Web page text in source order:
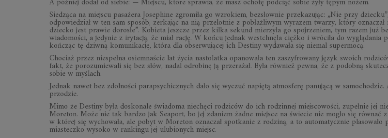
Siedząca na miejscu pasażera Josephine zgromiła go wzrokiem, bezsłownie przekazując: „Nie przy
odpowiedział w ten sam sposób, zerkając na nią przelotnie z pobłażliwym wyrazem twarzy, który oznaczał
dziecko jest prawie dorosłe”. Kobieta jeszcze przez kilka sekund mierzyła go spojrzeniem, tym razem już
wiadomości, a jedynie z irytacją, że miał rację. W końcu jednak westchnęła ciężko i wróciła do wyglądania
kończąc tę dziwną komunikację, która dla obserwującej ich Destiny wydawała się niemal supermocą.
Chociaż przez niespełna osiemnaście lat życia nastolatka opanowała ten zaszyfrowany język swoich
fakt, że porozumiewali się bez słów, nadal odrobinę ją przerażał. Była również pewna, że z podobną
sobie w myślach.
Jednak nawet bez zdolności parapsychicznych dało się wyczuć napiętą atmosferę panującą w
przodzie.
Mimo że Destiny była doskonale świadoma niechęci rodziców do ich rodzinnej miejscowości, zupełnie jej
Moreton. Może nie tak bardzo jak Seaport, bo jej zdaniem żadne miejsce na świecie nie mogło się równać
w której się wychowała, ale pobyt w Moreton oznaczał spotkanie z rodziną, a to automatycznie plasowało
miasteczko wysoko w rankingu jej ulubionych miejsc.